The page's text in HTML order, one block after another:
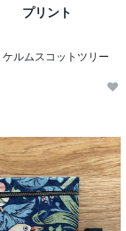
ト
ルムスコットツリー